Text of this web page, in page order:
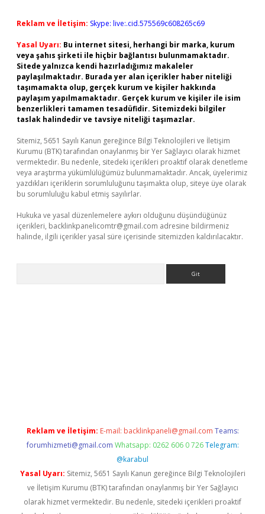
Reklam ve İletişim: Skype: live:.cid.575569c608265c69
Yasal Uyarı: Bu internet sitesi, herhangi bir marka, kurum
veya şahıs şirketi ile hiçbir bağlantısı bulunmamaktadır.
Sitede yalnızca kendi hazırladığımız makaleler
paylaşılmaktadır. Burada yer alan içerikler haber niteliği
taşımamakta olup, gerçek kurum ve kişiler hakkında
paylaşım yapılmamaktadır. Gerçek kurum ve kişiler ile isim
benzerlikleri tamamen tesadüfidir. Sitemizdeki bilgiler
taslak halindedir ve tavsiye niteliği taşımazlar.
Sitemiz, 5651 Sayılı Kanun gereğince Bilgi Teknolojileri ve İletişim
Kurumu (BTK) tarafından onaylanmış bir Yer Sağlayıcı olarak hizmet
vermektedir. Bu nedenle, sitedeki içerikleri proaktif olarak denetleme
veya araştırma yükümlülüğümüz bulunmamaktadır. Ancak, üyelerimiz
yazdıkları içeriklerin sorumluluğunu taşımakta olup, siteye üye olarak
bu sorumluluğu kabul etmiş sayılırlar.
Hukuka ve yasal düzenlemelere aykırı olduğunu düşündüğünüz
içerikleri, backlinkpanelicomtr@gmail.com adresine bildirmeniz
halinde, ilgili içerikler yasal süre içerisinde sitemizden kaldırılacaktır.
Reklam ve İletişim: E-mail: backlinkpaneli@gmail.com Teams:
forumhizmeti@gmail.com Whatsapp: 0262 606 0 726 Telegram:
@karabul
Yasal Uyarı: Sitemiz, 5651 Sayılı Kanun gereğince Bilgi Teknolojileri
ve İletişim Kurumu (BTK) tarafından onaylanmış bir Yer Sağlayıcı
olarak hizmet vermektedir. Bu nedenle, sitedeki içerikleri proaktif